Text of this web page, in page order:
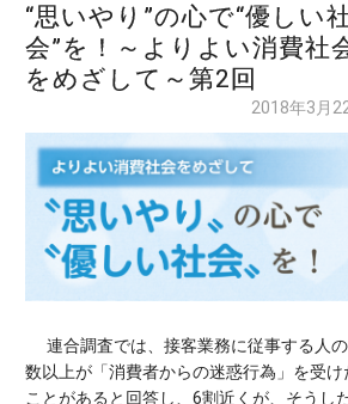
“思いやり”の心で“優しい
会”を！～よりよい消費社
をめざして～第2回
2018年3月
連合調査では、接客業務に従事する人
数以上が「消費者からの迷惑行為」を受け
ことがあると回答し、6割近くが、そうし